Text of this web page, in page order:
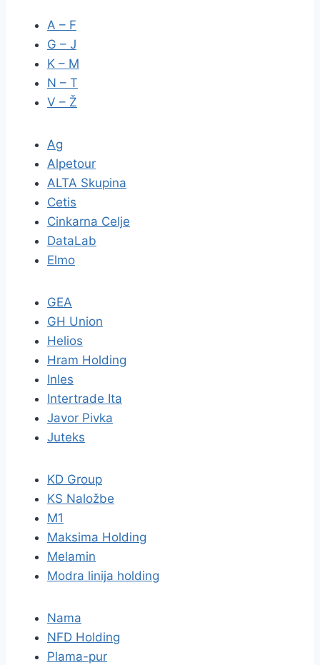
A – F
G – J
K – M
N – T
V – Ž
Ag
Alpetour
ALTA Skupina
Cetis
Cinkarna Celje
DataLab
Elmo
GEA
GH Union
Helios
Hram Holding
Inles
Intertrade Ita
Javor Pivka
Juteks
KD Group
KS Naložbe
M1
Maksima Holding
Melamin
Modra linija holding
Nama
NFD Holding
Plama-pur